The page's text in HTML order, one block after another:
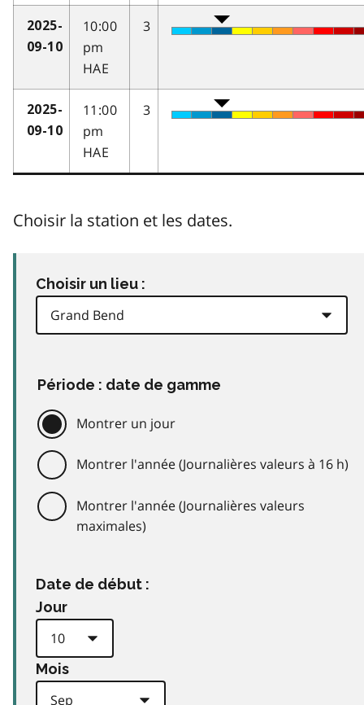
2025-
09-10
10:00
pm
HAE
3
2025-
09-10
11:00
pm
HAE
3
Choisir la station et les dates.
Choisir un lieu :
Période : date de gamme
Montrer un jour
Montrer l'année (Journalières valeurs à 16 h)
Montrer l'année (Journalières valeurs
maximales)
Date de début :
Jour
Mois